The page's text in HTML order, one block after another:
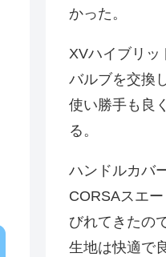
かった。
XVハイブリッ
バルブを交換
使い勝手も良
る。
ハンドルカバ
CORSAスエ
びれてきたの
生地は快適で